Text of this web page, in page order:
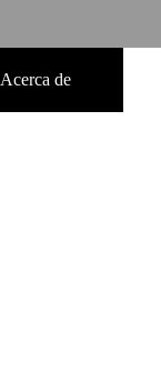
Acerca de